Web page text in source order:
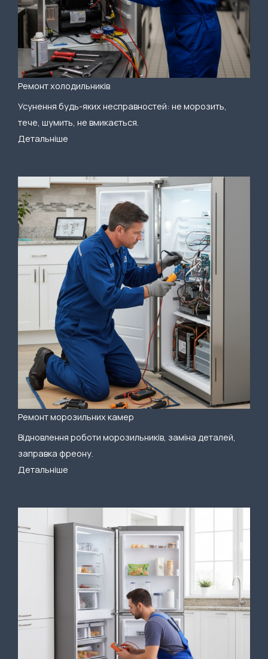
Ремонт холодильників
Усунення будь-яких несправностей: не морозить,
тече, шумить, не вмикається.
Детальніше
Ремонт морозильних камер
Відновлення роботи морозильників, заміна деталей,
заправка фреону.
Детальніше